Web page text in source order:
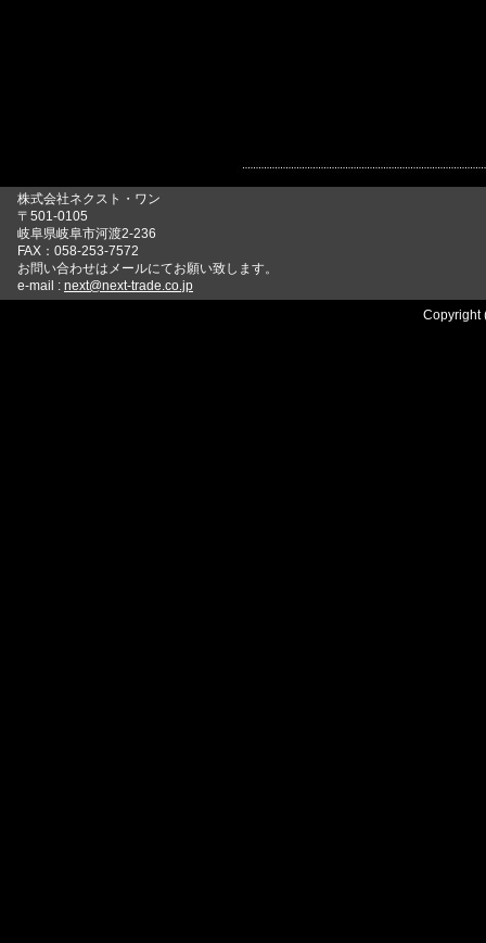
株式会社ネクスト・ワン
〒501-0105
岐阜県岐阜市河渡2-236
FAX：058-253-7572
お問い合わせはメールにてお願い致します。
e-mail : next@next-trade.co.jp
Copyright